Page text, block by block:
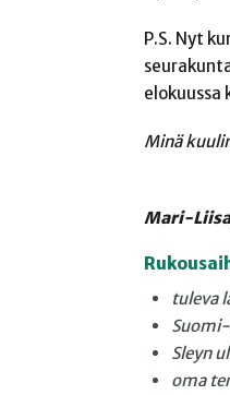
P.S. Nyt
elokuussa
Minä
Mari-
tuleva
Sleyn
oma